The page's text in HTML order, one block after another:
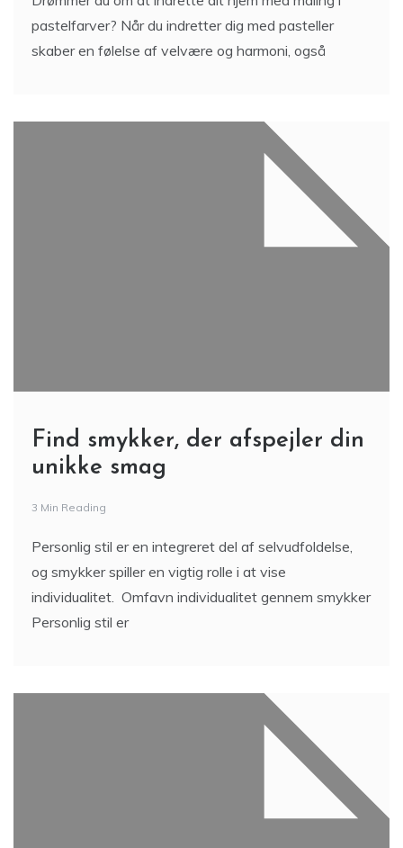
pastelfarver? Når du indretter dig med pasteller
skaber en følelse af velvære og harmoni, også
Find smykker, der afspejler din
unikke smag
3 Min Reading
Personlig stil er en integreret del af selvudfoldelse,
og smykker spiller en vigtig rolle i at vise
individualitet. Omfavn individualitet gennem smykker
Personlig stil er